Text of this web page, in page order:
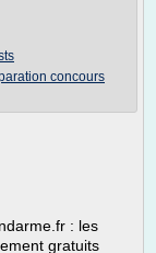
concours
: les
gratuits